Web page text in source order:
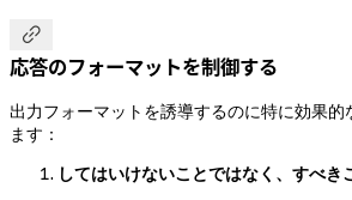

応答のフォーマットを制御する
出力フォーマットを誘導するのに特に効果的
ます：
してはいけないことではなく、すべ